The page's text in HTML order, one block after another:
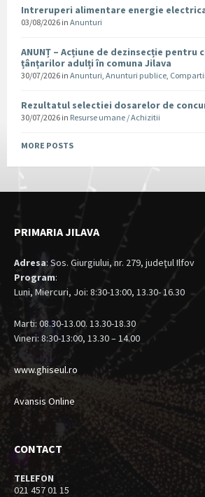
Intreruperi alimentare energie
03/08/2026 in Anunturi
ANUNȚ – Acțiune de dezinsecție pentru
țânțarilor adulți în comuna Jilava
30/07/2026 in Anunturi, Anunturi publice,
Rezultatul selectiei dosarelor de
30/07/2026 in Resurse umane / Achizitii
MORE POSTS
PRIMARIA JILAVA
Adresa: Sos. Giurgiului, nr. 279, judeţul Ilfov
Program:
Luni, Miercuri, Joi: 8:30-13:00, 13.30- 16.30
Marti: 08.30-13.00. 13.30-18.30
Vineri: 8:30-13:00, 13.30 – 14.00
www.ghiseul.ro
Avansis Online
CONTACT
TELEFON
021 457 01 15